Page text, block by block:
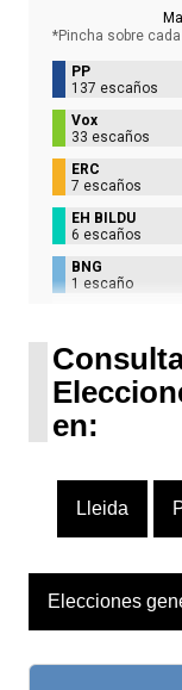
*Pincha sobre
PP
137 escaños
Vox
33 escaños
ERC
7 escaños
EH BILDU
6 escaños
BNG
1 escaño
en:
Lleida
Elecciones